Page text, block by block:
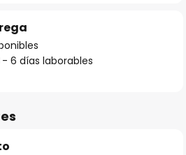
6 días laborables